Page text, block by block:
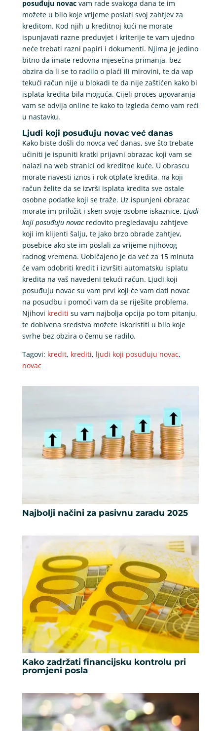
posuđuju novacvam rade svakoga dana te im
možete u bilo koje vrijeme poslati svoj zahtjev za
kreditom. Kod njih u kreditnoj kući ne morate
ispunjavati razne preduvjet i kriterije te vam ujedno
neće trebati razni papiri i dokumenti. Njima je jedino
bitno da imate redovna mjesečna primanja, bez
obzira da li se to radilo o plaći ili mirovini, te da vap
tekući račun nije u blokadi te da nije zaštićen kako bi
isplata kredita bila moguća. Cijeli proces ugovaranja
vam se odvija online te kako to izgleda ćemo vam reći
u nastavku.
Ljudi koji posuđuju novac već danas
Kako biste došli do novca već danas, sve što trebate
učiniti je ispuniti kratki prijavni obrazac koji vam se
nalazi na web stranici od kreditne kuće. U obrascu
morate navesti iznos i rok otplate kredita, na koji
račun želite da se izvrši isplata kredita sve ostale
osobne podatke koji se traže. Uz ispunjeni obrazac
morate im priložit i sken svoje osobne iskaznice. Ljudi
koji posuđuju novacredovito pregledavaju zahtjeve
koji im klijenti šalju, te jako brzo obrade zahtjev,
posebice ako ste im poslali za vrijeme njihovog
radnog vremena. Uobičajeno je da već za 15 minuta
će vam odobriti kredit i izvršiti automatsku isplatu
kredita na vaš navedeni tekući račun. Ljudi koji
posuđuju novac su vam prvi koji će vam dati novac
na posudbu i pomoći vam da se riješite problema.
Njihovi krediti su vam najbolja opcija po tom pitanju,
te dobivena sredstva možete iskoristiti u bilo koje
svrhe bez obzira o čemu se radilo.
Tagovi: kredit, krediti, ljudi koji posuđuju novac,
novac
Najbolji načini za pasivnu zaradu 2025
Kako zadržati financijsku kontrolu pri
promjeni posla